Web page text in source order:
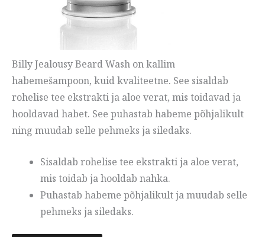
Billy Jealousy Beard Wash on kallim
habemešampoon, kuid kvaliteetne. See sisaldab
rohelise tee ekstrakti ja aloe verat, mis toidavad ja
hooldavad habet. See puhastab habeme põhjalikult
ning muudab selle pehmeks ja siledaks.
Sisaldab rohelise tee ekstrakti ja aloe verat,
mis toidab ja hooldab nahka.
Puhastab habeme põhjalikult ja muudab selle
pehmeks ja siledaks.